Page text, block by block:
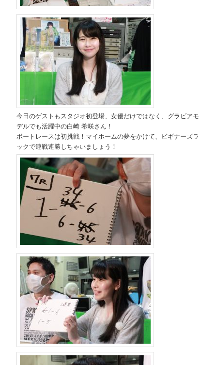
今日のゲストもスタジオ初登場、女優だけではなく、グラビアモ
デルでも活躍中の白崎 希咲さん！
ボートレースは初挑戦！マイホームの夢をかけて、ビギナーズラ
ックで連戦連勝しちゃいましょう！